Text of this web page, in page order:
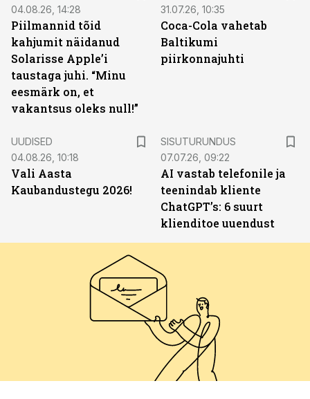
04.08.26, 14:28
Piilmannid tõid
kahjumit näidanud
Solarisse Apple’i
taustaga juhi. “Minu
eesmärk on, et
vakantsus oleks null!”
31.07.26, 10:35
Coca-Cola vahetab
Baltikumi
piirkonnajuhti
UUDISED
04.08.26, 10:18
Vali Aasta
Kaubandustegu 2026!
SISUTURUNDUS
07.07.26, 09:22
AI vastab telefonile ja
teenindab kliente
ChatGPT’s: 6 suurt
klienditoe uuendust